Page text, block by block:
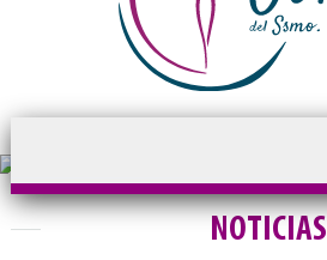
NOTICIAS